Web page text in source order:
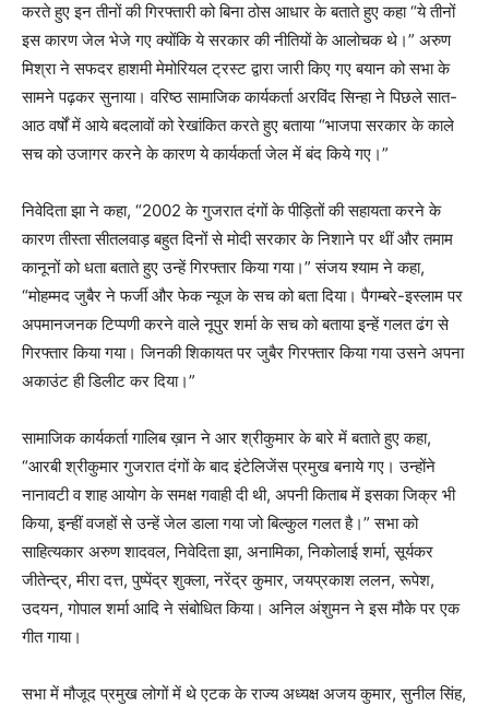
करते हुए इन तीनों की गिरफ्तारी को बिना ठोस आधार के बताते हुए कहा “ये तीनों
इस कारण जेल भेजे गए क्योंकि ये सरकार की नीतियों के आलोचक थे।” अरुण
मिश्रा ने सफदर हाशमी मेमोरियल ट्रस्ट द्वारा जारी किए गए बयान को सभा के
सामने पढ़कर सुनाया। वरिष्ठ सामाजिक कार्यकर्ता अरविंद सिन्हा ने पिछले सात-
आठ वर्षों में आये बदलावों को रेखांकित करते हुए बताया “भाजपा सरकार के काले
सच को उजागर करने के कारण ये कार्यकर्ता जेल में बंद किये गए।”
निवेदिता झा ने कहा, “2002 के गुजरात दंगों के पीड़ितों की सहायता करने के
कारण तीस्ता सीतलवाड़ बहुत दिनों से मोदी सरकार के निशाने पर थीं और तमाम
कानूनों को धता बताते हुए उन्हें गिरफ्तार किया गया।” संजय श्याम ने कहा,
“मोहम्मद जुबैर ने फर्जी और फेक न्यूज के सच को बता दिया। पैगम्बरे-इस्लाम पर
अपमानजनक टिप्पणी करने वाले नूपुर शर्मा के सच को बताया इन्हें गलत ढंग से
गिरफ्तार किया गया। जिनकी शिकायत पर जुबैर गिरफ्तार किया गया उसने अपना
अकाउंट ही डिलीट कर दिया।”
सामाजिक कार्यकर्ता गालिब ख़ान ने आर श्रीकुमार के बारे में बताते हुए कहा,
“आरबी श्रीकुमार गुजरात दंगों के बाद इंटेलिजेंस प्रमुख बनाये गए। उन्होंने
नानावटी व शाह आयोग के समक्ष गवाही दी थी, अपनी किताब में इसका जिक्र भी
किया, इन्हीं वजहों से उन्हें जेल डाला गया जो बिल्कुल गलत है।” सभा को
साहित्यकार अरुण शादवल, निवेदिता झा, अनामिका, निकोलाई शर्मा, सूर्यकर
जीतेन्द्र, मीरा दत्त, पुष्पेंद्र शुक्ला, नरेंद्र कुमार, जयप्रकाश ललन, रूपेश,
उदयन, गोपाल शर्मा आदि ने संबोधित किया। अनिल अंशुमन ने इस मौके पर एक
गीत गाया।
सभा में मौजूद प्रमुख लोगों में थे एटक के राज्य अध्यक्ष अजय कुमार, सुनील सिंह,